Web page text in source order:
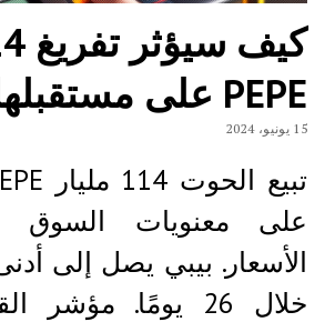
PEPE على مستقبلها؟
15 يونيو، 2024
على معنويات السوق
الأسعار. بيبي يصل إلى
خلال 26 يومًا. مؤشر